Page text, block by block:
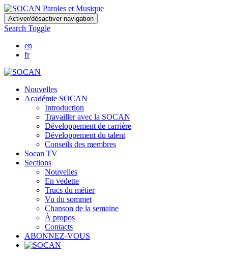
Skip
to
main
content
Activer/désactiver navigation
Search Toggle
en
fr
Nouvelles
Académie SOCAN
Introduction
Travailler avec la SOCAN
Développement de carrière
Développement du talent
Conseils des membres
Socan TV
Sections
Nouvelles
En vedette
Trucs du métier
Vu du sommet
Chanson de la semaine
À propos
Contacts
ABONNEZ-VOUS